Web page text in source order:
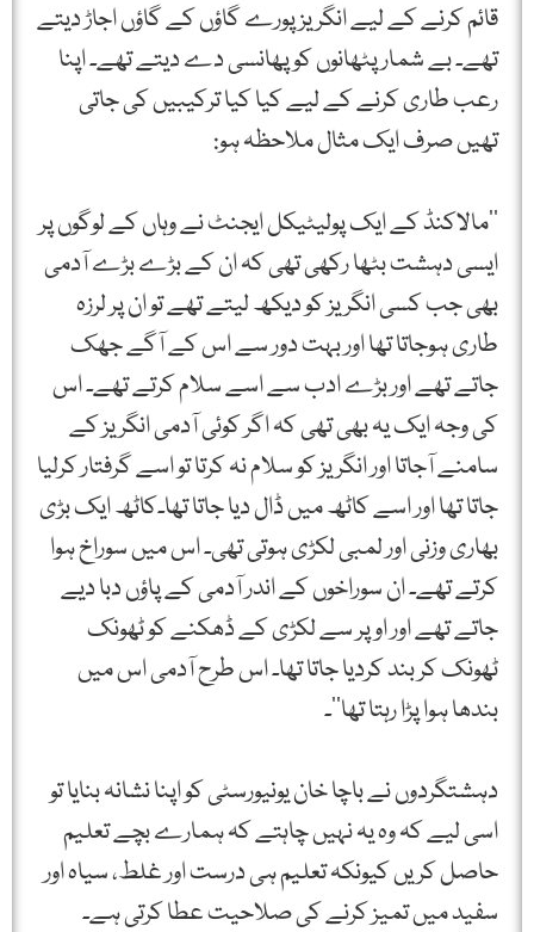
قائم کرنے کے لیے انگریز پورے گاؤں کے گاؤں اجاڑ دیتے
تھے۔ بے شمار پٹھانوں کو پھانسی دے دیتے تھے۔ اپنا
رعب طاری کرنے کے لیے کیا کیا ترکیبیں کی جاتی
تھیں صرف ایک مثال ملاحظہ ہو:
’’مالاکنڈ کے ایک پولیٹیکل ایجنٹ نے وہاں کے لوگوں پر
ایسی دہشت بٹھا رکھی تھی کہ ان کے بڑے بڑے آدمی
بھی جب کسی انگریز کو دیکھ لیتے تھے تو ان پر لرزہ
طاری ہوجاتا تھا اور بہت دور سے اس کے آگے جھک
جاتے تھے اور بڑے ادب سے اسے سلام کرتے تھے۔ اس
کی وجہ ایک یہ بھی تھی کہ اگر کوئی آدمی انگریز کے
سامنے آجاتا اور انگریز کو سلام نہ کرتا تو اسے گرفتار کرلیا
جاتا تھا اور اسے کاٹھ میں ڈال دیا جاتا تھا۔کاٹھ ایک بڑی
بھاری وزنی اور لمبی لکڑی ہوتی تھی۔ اس میں سوراخ ہوا
کرتے تھے۔ ان سوراخوں کے اندر آدمی کے پاؤں دبا دیے
جاتے تھے اور اوپر سے لکڑی کے ڈھکنے کو ٹھونک
ٹھونک کر بند کردیا جاتا تھا۔ اس طرح آدمی اس میں
بندھا ہوا پڑا رہتا تھا‘‘۔
دہشتگردوں نے باچا خان یونیورسٹی کو اپنا نشانہ بنایا تو
اسی لیے کہ وہ یہ نہیں چاہتے کہ ہمارے بچے تعلیم
حاصل کریں کیونکہ تعلیم ہی درست اور غلط، سیاہ اور
سفید میں تمیز کرنے کی صلاحیت عطا کرتی ہے۔